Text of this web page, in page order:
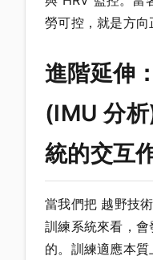
勞可控，就是方向
進階延伸
(IMU 分
統的交互
當我們把 越野技
訓練系統來看，
的。訓練適應本